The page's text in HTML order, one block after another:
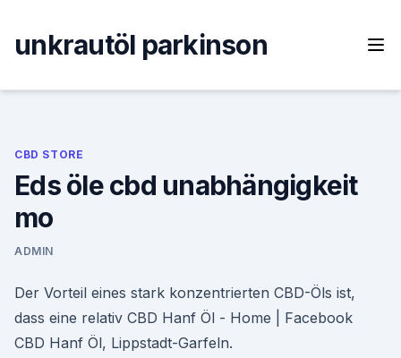
content
unkrautöl parkinson
CBD STORE
Eds öle cbd unabhängigkeit
mo
ADMIN
Der Vorteil eines stark konzentrierten CBD-Öls ist,
dass eine relativ CBD Hanf Öl - Home | Facebook
CBD Hanf Öl, Lippstadt-Garfeln.